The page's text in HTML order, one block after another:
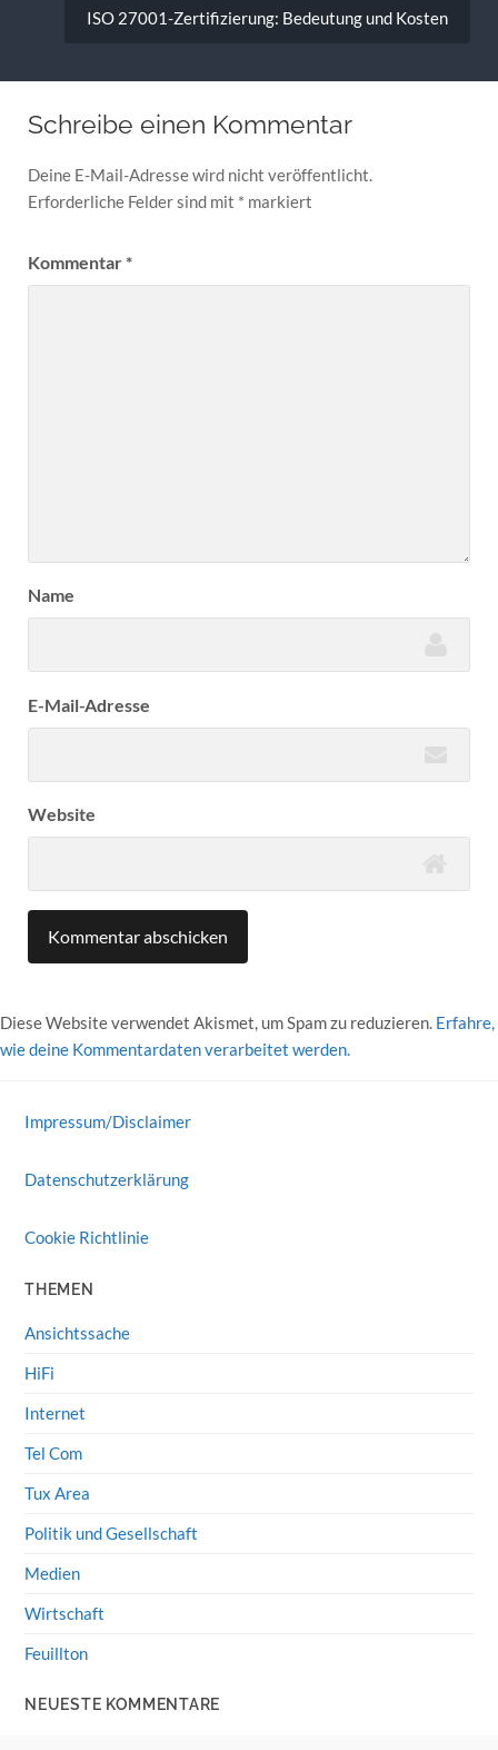
ISO 27001-Zertifizierung: Bedeutung und Kosten
Schreibe einen Kommentar
Deine E-Mail-Adresse wird nicht veröffentlicht.
Erforderliche Felder sind mit * markiert
Kommentar*
Name
E-Mail-Adresse
Website
Diese Website verwendet Akismet, um Spam zu reduzieren. Erfahre,
wie deine Kommentardaten verarbeitet werden.
Impressum/Disclaimer
Datenschutzerklärung
Cookie Richtlinie
THEMEN
Ansichtssache
HiFi
Internet
Tel Com
Tux Area
Politik und Gesellschaft
Medien
Wirtschaft
Feuillton
NEUESTE KOMMENTARE